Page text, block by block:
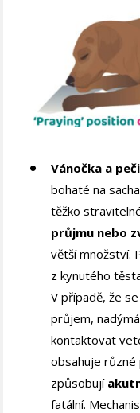
Vánočka a
bohaté na
těžko
průjmu nebo
větší množství.
z kynutého
V případě, že
průjem,
kontaktovat
obsahuje různé
způsobují
fatální.